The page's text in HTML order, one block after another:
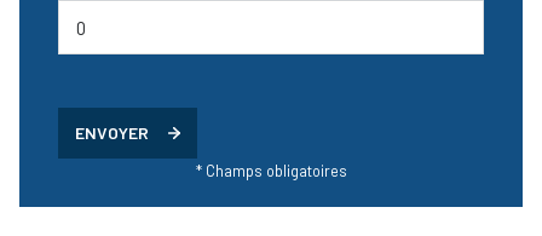
ENVOYER
* Champs obligatoires